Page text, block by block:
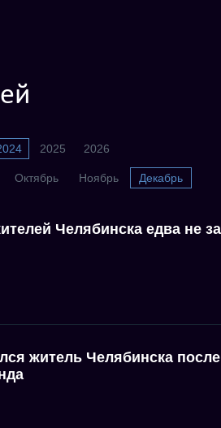
2025 2026
Октябрь Ноябрь Декабрь
Челябинска едва не
житель Челябинска после